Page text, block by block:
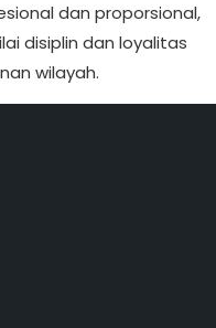
dan proporsional,
disiplin dan loyalitas
wilayah.